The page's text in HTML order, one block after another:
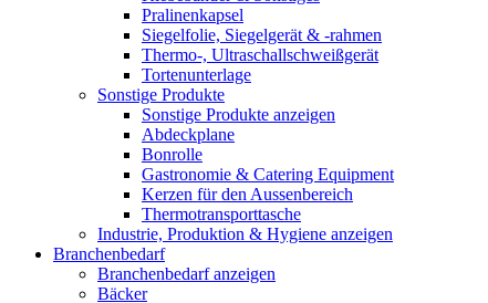
Pralinenkapsel
Siegelfolie, Siegelgerät & -rahmen
Thermo-, Ultraschallschweißgerät
Tortenunterlage
Sonstige Produkte
Sonstige Produkte anzeigen
Abdeckplane
Bonrolle
Gastronomie & Catering Equipment
Kerzen für den Aussenbereich
Thermotransporttasche
Industrie, Produktion & Hygiene anzeigen
Branchenbedarf
Branchenbedarf anzeigen
Bäcker